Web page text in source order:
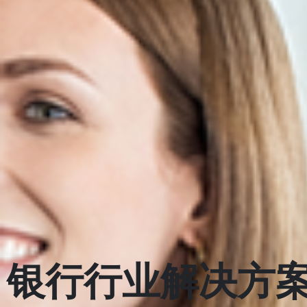
银行行业解决方